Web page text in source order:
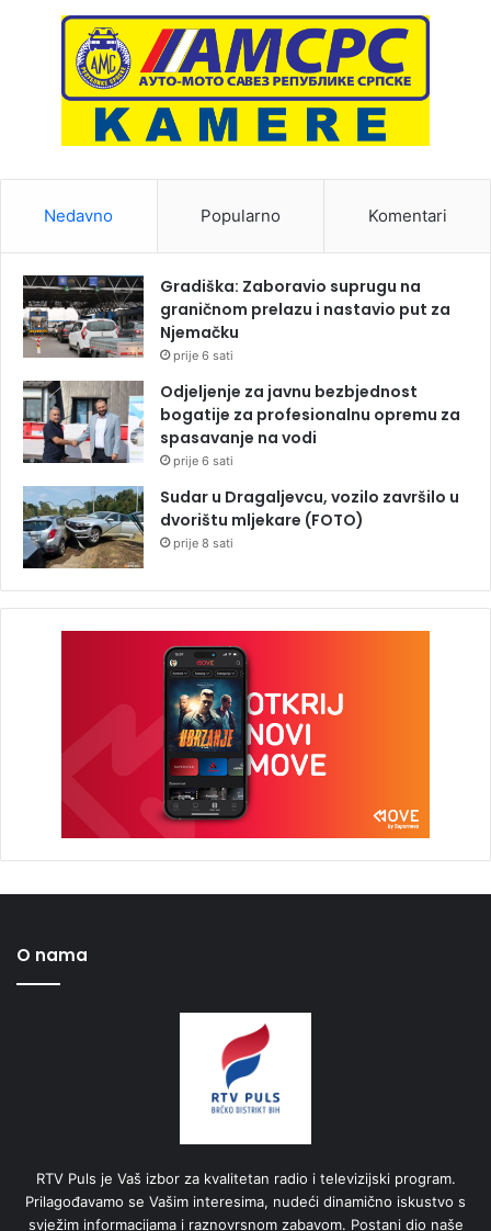
Nedavno Popularno Komentari
Gradiška: Zaboravio suprugu na
graničnom prelazu i nastavio put za
Njemačku
prije 6 sati
Odjeljenje za javnu bezbjednost
bogatije za profesionalnu opremu za
spasavanje na vodi
prije 6 sati
Sudar u Dragaljevcu, vozilo završilo u
dvorištu mljekare (FOTO)
prije 8 sati
O nama
RTV Puls je Vaš izbor za kvalitetan radio i televizijski program.
Prilagođavamo se Vašim interesima, nudeći dinamično iskustvo s
svježim informacijama i raznovrsnom zabavom. Postani dio naše